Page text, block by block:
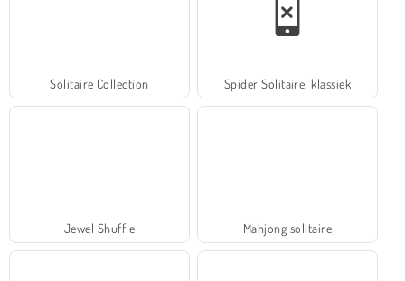
Solitaire Collection Spider Solitaire: klassiek
Jewel Shuffle Mahjong solitaire